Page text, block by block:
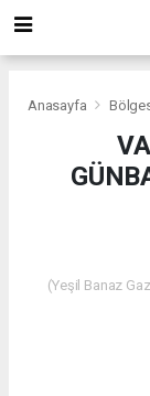
Anasayfa
(Yeşil Banaz